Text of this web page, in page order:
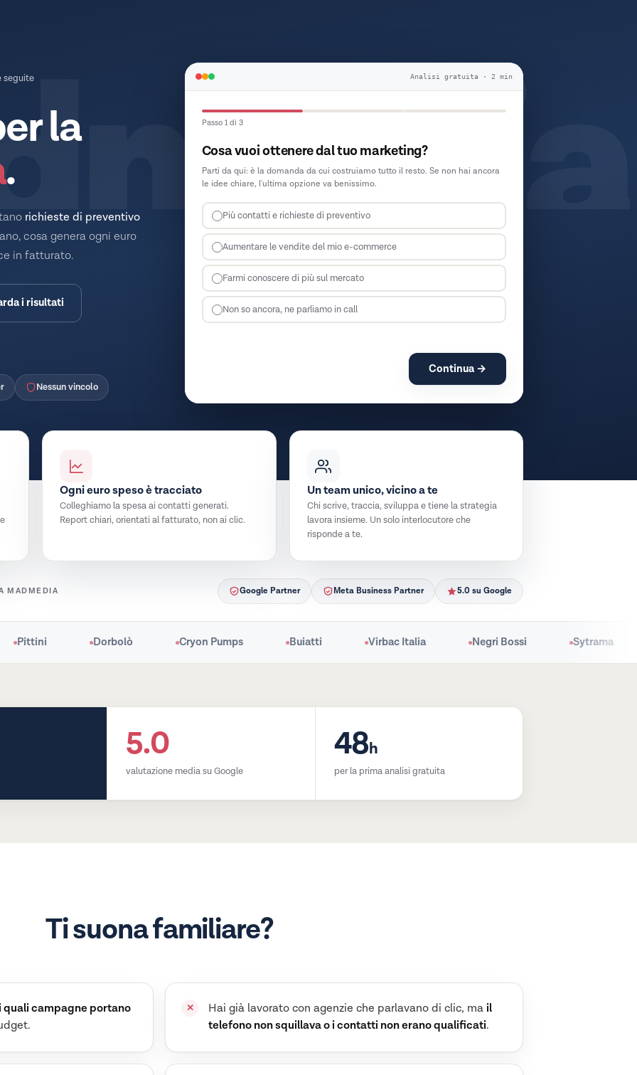
seguite
la
.
richieste di preventivo
cosa genera ogni euro
in fatturato.
i risultati
Nessun vincolo
Analisi gratuita · 2 min
Passo 1 di 3
Cosa vuoi ottenere dal tuo marketing?
Parti da qui: è la domanda da cui costruiamo tutto il resto. Se non hai ancora
le idee chiare, l'ultima opzione va benissimo.
Più contatti e richieste di preventivo
Aumentare le vendite del mio e-commerce
Farmi conoscere di più sul mercato
Non so ancora, ne parliamo in call
Continua →
Ogni euro speso è tracciato
Colleghiamo la spesa ai contatti generati.
Report chiari, orientati al fatturato, non ai clic.
Un team unico, vicino a te
Chi scrive, traccia, sviluppa e tiene la strategia
lavora insieme. Un solo interlocutore che
risponde a te.
MADMEDIA Google Partner Meta Business Partner 5.0 su Google
Pittini Dorbolò Cryon Pumps Buiatti Virbac Italia Negri Bossi Sytrama
5.0
valutazione media su Google
48h
per la prima analisi gratuita
Ti suona familiare?
quali campagne portano
Hai già lavorato con agenzie che parlavano di clic, mail
telefono non squillava o i contatti non erano qualificati.